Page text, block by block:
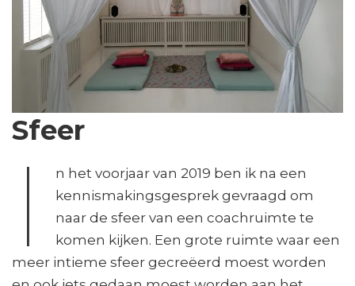
Sfeer
I
n het voorjaar van 2019 ben ik na een
kennismakingsgesprek gevraagd om
naar de sfeer van een coachruimte te
komen kijken. Een grote ruimte waar een
meer intieme sfeer gecreëerd moest worden